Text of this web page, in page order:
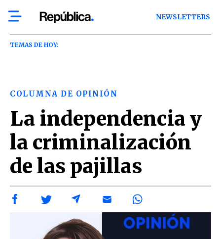
NEWSLETTERS
TEMAS DE HOY:
COLUMNA DE OPINIÓN
La independencia y
la criminalización
de las pajillas